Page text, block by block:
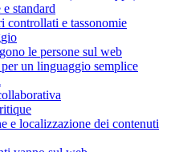
standard
controllati e tassonomie
le persone sul web
un linguaggio semplice
e localizzazione dei contenuti